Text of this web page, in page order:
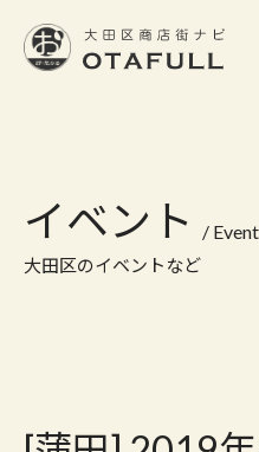
イベント / Event
大田区のイベントなど